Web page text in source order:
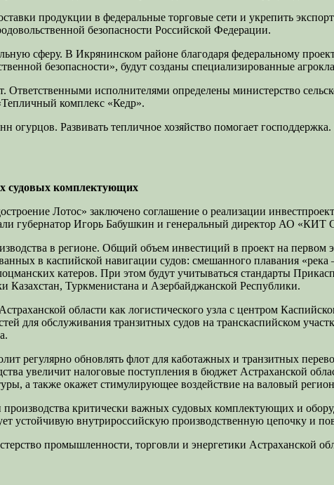
продукции в федеральные торговые сети и укрепить
безопасности Российской Федерации.
сферу. В Икрянинском районе благодаря федеральному
безопасности», будут созданы специализированные
Ответственными исполнителями определены министерство
комплекс «Кедр».
огурцов. Развивать тепличное хозяйство помогает
судовых комплектующих
Лотос» заключено соглашение о реализации
губернатор Игорь Бабушкин и генеральный директор АО «КИТ
в регионе. Общий объем инвестиций в проект на первом
в каспийской навигации судов: смешанного плавания
катеров. При этом будут учитываться стандарты
Туркменистана и Азербайджанской Республики.
области как логистического узла с центром
для обслуживания транзитных судов на транскаспийском
регулярно обновлять флот для каботажных и транзитных
увеличит налоговые поступления в бюджет Астраханской
а также окажет стимулирующее воздействие на валовый
критически важных судовых комплектующих и
устойчивую внутрироссийскую производственную цепочку и
промышленности, торговли и энергетики Астраханской